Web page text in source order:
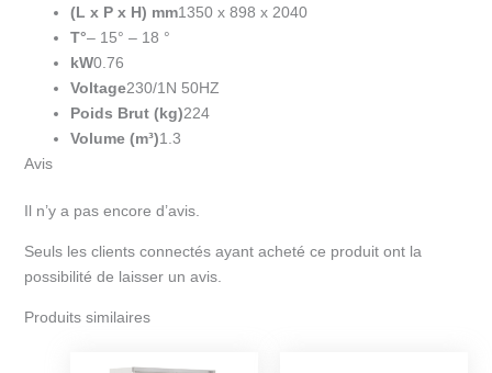
(L x P x H) mm1350 x 898 x 2040
T°– 15° – 18 °
kW0.76
Voltage230/1N 50HZ
Poids Brut (kg)224
Volume (m³)1.3
Avis
Il n’y a pas encore d’avis.
Seuls les clients connectés ayant acheté ce produit ont la
possibilité de laisser un avis.
Produits similaires